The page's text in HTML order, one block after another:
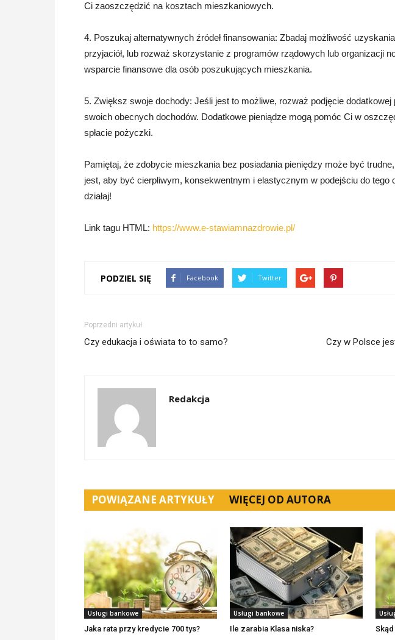
Ci zaoszczędzić na kosztach mieszkaniowych.
4. Poszukaj alternatywnych źródeł finansowania: Zbadaj możliwość
przyjaciół, lub rozważ skorzystanie z programów rządowych lub organizacji
wsparcie finansowe dla osób poszukujących mieszkania.
5. Zwiększ swoje dochody: Jeśli jest to możliwe, rozważ podjęcie
swoich obecnych dochodów. Dodatkowe pieniądze mogą pomóc Ci w
spłacie pożyczki.
Pamiętaj, że zdobycie mieszkania bez posiadania pieniędzy może być
jest, aby być cierpliwym, konsekwentnym i elastycznym w podejściu do tego
działaj!
Link tagu HTML: https://www.e-stawiamnazdrowie.pl/
PODZIEL SIĘ Facebook Twitter
Poprzedni artykuł
Czy edukacja i oświata to to samo? Czy w Polsce
Redakcja
POWIĄZANE ARTYKUŁY WIĘCEJ OD AUTORA
Usługi bankowe
Jaka rata przy kredycie 700 tys?
Usługi bankowe
Ile zarabia Klasa niska?